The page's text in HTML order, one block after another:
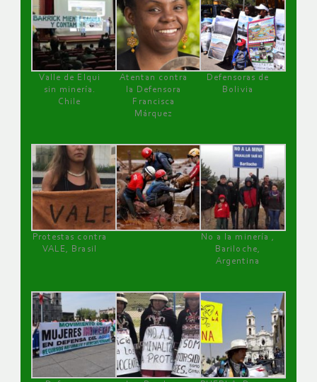
Valle de Elqui
sin minería.
Chile
Atentan contra
la Defensora
Francisca
Márquez
Defensoras de
Bolivia
Protestas contra
VALE, Brasil
No a la minería ,
Bariloche,
Argentina